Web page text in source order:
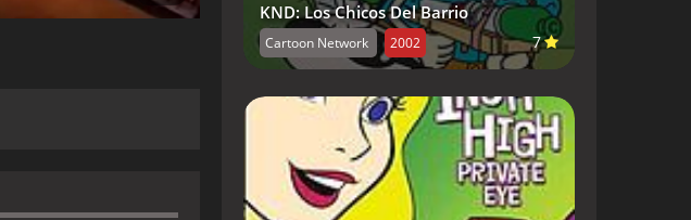
KND: Los Chicos Del Barrio
Cartoon Network 2002 7